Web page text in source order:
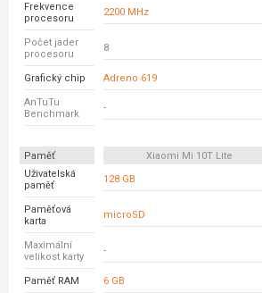
Frekvence
procesoru
2200 MHz
Počet jader
procesoru
8
Grafický chip Adreno 619
AnTuTu
Benchmark
-
Paměť Xiaomi Mi 10T Lite
Uživatelská
paměť
128 GB
Paměťová
karta
microSD
Maximální
velikost karty
-
Paměť RAM 6 GB